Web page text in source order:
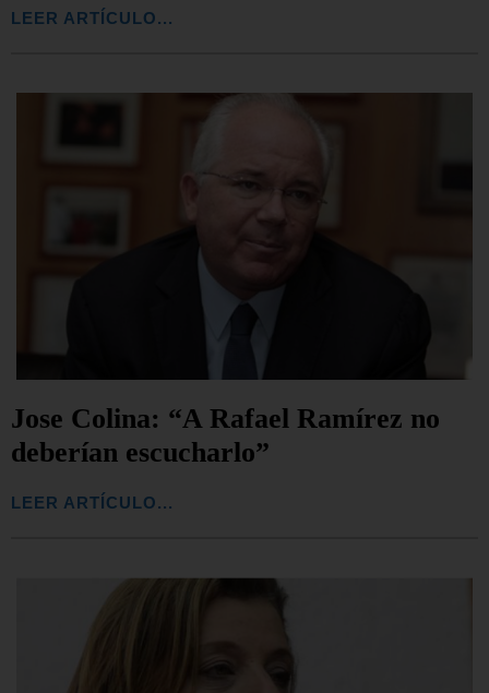
LEER ARTÍCULO...
Jose Colina: “A Rafael Ramírez no
deberían escucharlo”
LEER ARTÍCULO...